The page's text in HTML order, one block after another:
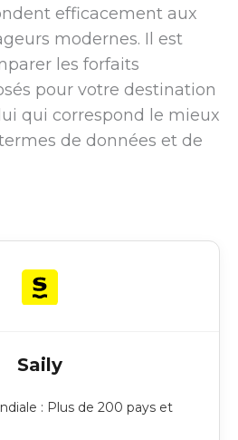
efficacement aux
modernes. Il est
les forfaits
pour votre destination
qui correspond le mieux
de données et de
Saily
: Plus de 200 pays et